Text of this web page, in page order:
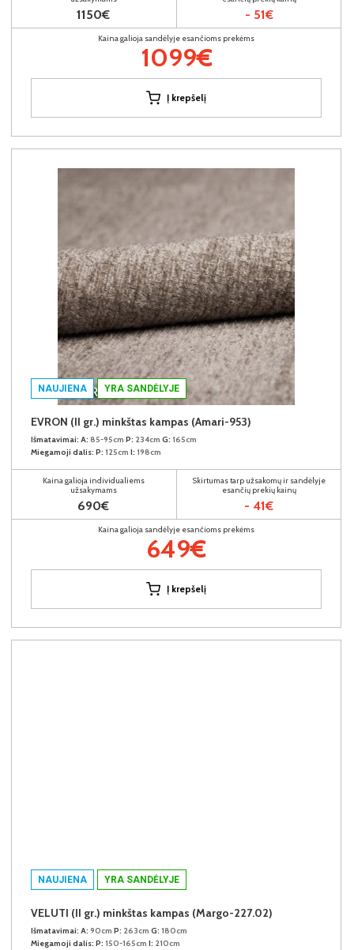
1150€ - 51€
Kaina galioja sandėlyje esančioms prekėms
1099€
Į krepšelį
NAUJIENA YRA SANDĖLYJE
EVRON (II gr.) minkštas kampas (Amari-953)
Išmatavimai: A: 85-95cm P: 234cm G: 165cm
Miegamoji dalis: P: 125cm I: 198cm
Kaina galioja individualiems
užsakymams
690€
Skirtumas tarp užsakomų ir sandėlyje
esančių prekių kainų
- 41€
Kaina galioja sandėlyje esančioms prekėms
649€
Į krepšelį
NAUJIENA YRA SANDĖLYJE
VELUTI (II gr.) minkštas kampas (Margo-227.02)
Išmatavimai: A: 90cm P: 263cm G: 180cm
Miegamoji dalis: P: 150-165cm I: 210cm